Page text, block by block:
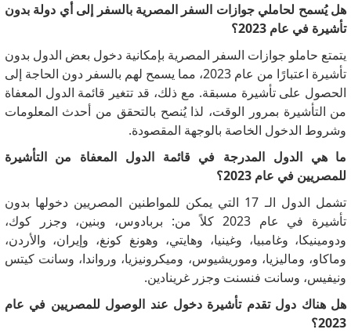
هل يُسمح لحاملي جوازات السفر المصرية بالسفر إلى أي دولة بدون
تأشيرة في عام 2023؟
يتمتع حاملو جوازات السفر المصرية بإمكانية دخول بعض الدول بدون
تأشيرة اعتبارًا من عام 2023، مما يسمح لهم بالسفر دون الحاجة إلى
الحصول على تأشيرة مسبقة. مع ذلك، قد تتغير قائمة الدول المعفاة
من التأشيرة بمرور الوقت، لذا يُنصح بالتحقق من أحدث المعلومات
وشروط الدخول الخاصة بالوجهة المقصودة.
ما هي الدول المدرجة في قائمة الدول المعفاة من التأشيرة
للمصريين في عام 2023؟
تشمل الدول الـ 17 التي يمكن للمواطنين المصريين دخولها بدون
تأشيرة في عام 2023 كلاً من: بربادوس، وبنين، وجزر كوك،
ودومينيكا، وغامبيا، وغينيا، وهايتي، وهونغ كونغ، وإيران، والأردن،
وماكاو، وماليزيا، وموريشيوس، وميكرونيزيا، ورواندا، وسانت كيتس
ونيفيس، وسانت فنسنت وجزر غرينادين.
هل هناك دول تقدم تأشيرة دخول عند الوصول للمصريين في عام
2023؟